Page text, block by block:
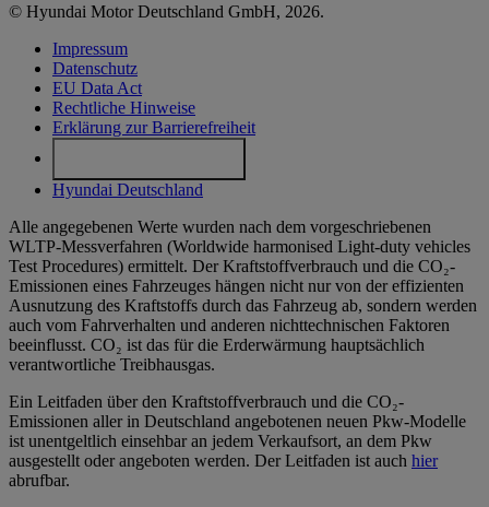
© Hyundai Motor Deutschland GmbH, 2026.
Impressum
Datenschutz
EU Data Act
Rechtliche Hinweise
Erklärung zur Barrierefreiheit
Hyundai Deutschland
Alle angegebenen Werte wurden nach dem vorgeschriebenen
WLTP-Messverfahren (Worldwide harmonised Light-duty vehicles
Test Procedures) ermittelt. Der Kraftstoffverbrauch und die CO₂-
Emissionen eines Fahrzeuges hängen nicht nur von der effizienten
Ausnutzung des Kraftstoffs durch das Fahrzeug ab, sondern werden
auch vom Fahrverhalten und anderen nichttechnischen Faktoren
beeinflusst. CO₂ ist das für die Erderwärmung hauptsächlich
verantwortliche Treibhausgas.
Ein Leitfaden über den Kraftstoffverbrauch und die CO₂-
Emissionen aller in Deutschland angebotenen neuen Pkw-Modelle
ist unentgeltlich einsehbar an jedem Verkaufsort, an dem Pkw
ausgestellt oder angeboten werden. Der Leitfaden ist auch hier
abrufbar.